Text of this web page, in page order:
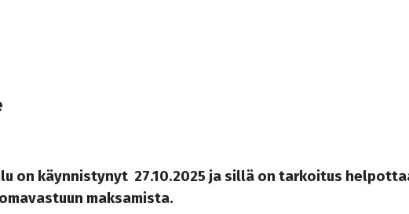
on käynnistynyt 27.10.2025 ja sillä on tarkoitus
maksamista.